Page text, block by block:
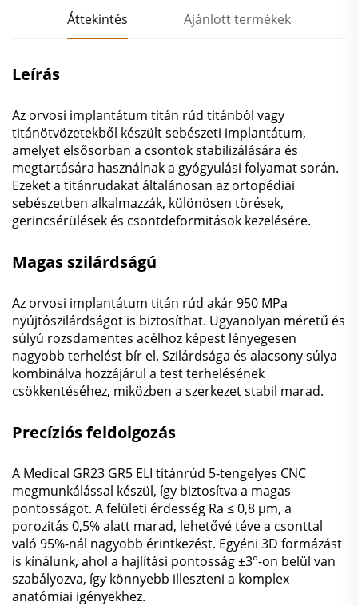
Áttekintés Ajánlott termékek
Leírás
Az orvosi implantátum titán rúd titánból vagy
titánötvözetekből készült sebészeti implantátum,
amelyet elsősorban a csontok stabilizálására és
megtartására használnak a gyógyulási folyamat során.
Ezeket a titánrudakat általánosan az ortopédiai
sebészetben alkalmazzák, különösen törések,
gerincsérülések és csontdeformitások kezelésére.
Magas szilárdságú
Az orvosi implantátum titán rúd akár 950 MPa
nyújtószilárdságot is biztosíthat. Ugyanolyan méretű és
súlyú rozsdamentes acélhoz képest lényegesen
nagyobb terhelést bír el. Szilárdsága és alacsony súlya
kombinálva hozzájárul a test terhelésének
csökkentéséhez, miközben a szerkezet stabil marad.
Precíziós feldolgozás
A Medical GR23 GR5 ELI titánrúd 5-tengelyes CNC
megmunkálással készül, így biztosítva a magas
pontosságot. A felületi érdesség Ra ≤ 0,8 μm, a
porozitás 0,5% alatt marad, lehetővé téve a csonttal
való 95%-nál nagyobb érintkezést. Egyéni 3D formázást
is kínálunk, ahol a hajlítási pontosság ±3°-on belül van
szabályozva, így könnyebb illeszteni a komplex
anatómiai igényekhez.